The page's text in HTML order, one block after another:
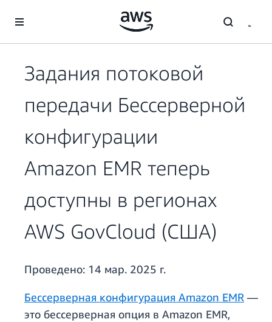
Перейти к главному контенту
Задания потоковой
передачи Бессерверной
конфигурации
Amazon EMR теперь
доступны в регионах
AWS GovCloud (США)
Проведено: 14 мар. 2025 г.
Бессерверная конфигурация Amazon EMR —
это бессерверная опция в Amazon EMR,